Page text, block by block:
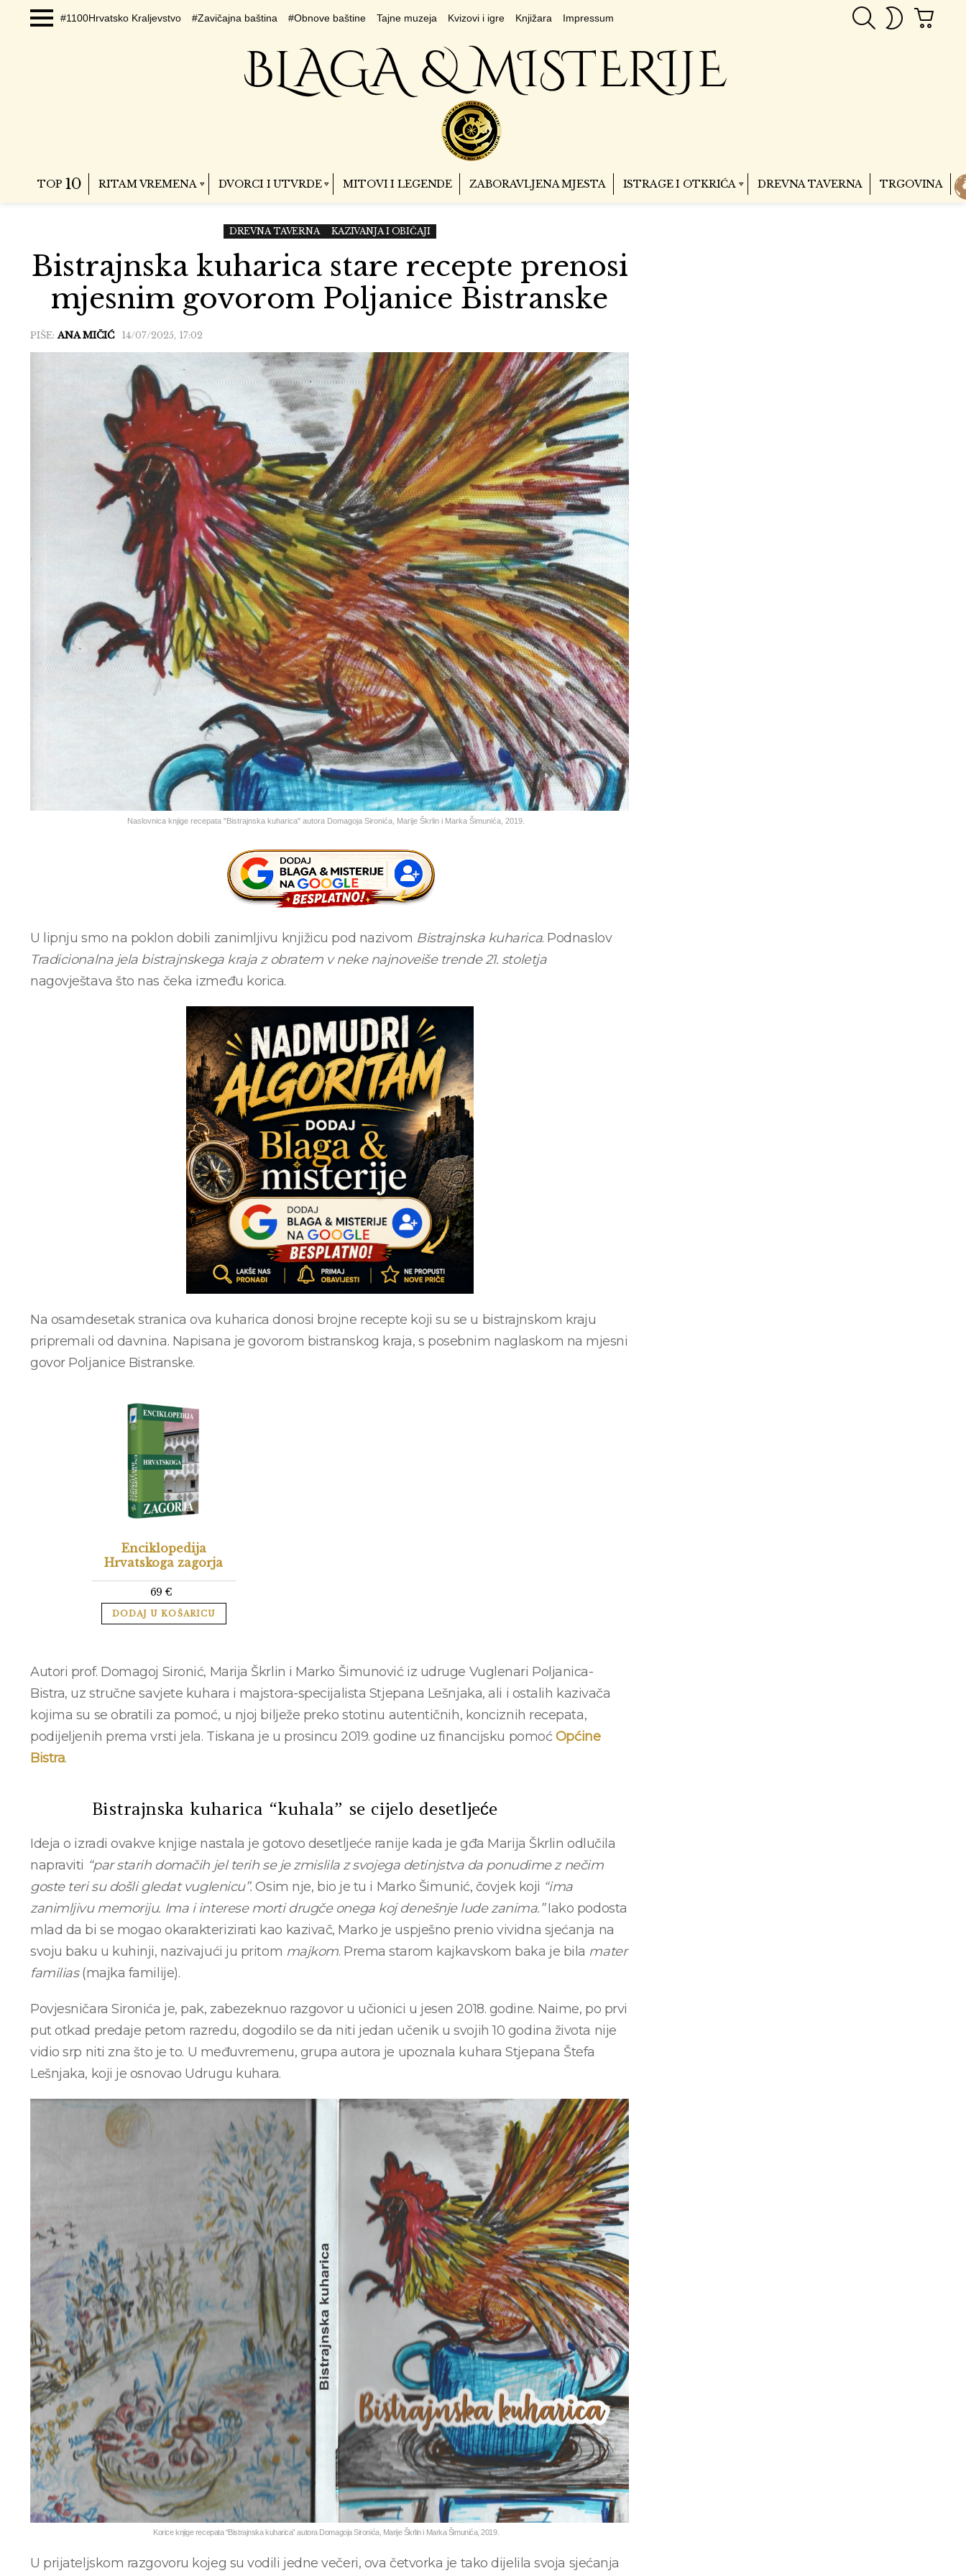
#1100Hrvatsko Kraljevstvo #Zavičajna baština #Obnove baštine Tajne muzeja Kvizovi i igre Knjižara Impressum
PRETRAGASWITCH
SKIN
TOP 10 RITAM VREMENA DVORCI I UTVRDE MITOVI I LEGENDE ZABORAVLJENA MJESTA ISTRAGE I OTKRIĆA DREVNA TAVERNA TRGOVINA
DREVNA TAVERNA KAZIVANJA I OBIČAJI
Bistrajnska kuharica stare recepte prenosi
mjesnim govorom Poljanice Bistranske
PIŠE:ANA MIČIĆ 14/07/2025, 17:02
Naslovnica knjige recepata "Bistrajnska kuharica" autora Domagoja Sironića, Marije Škrlin i Marka Šimunića, 2019.
U lipnju smo na poklon dobili zanimljivu knjižicu pod nazivom Bistrajnska kuharica. Podnaslov
Tradicionalna jela bistrajnskega kraja z obratem v neke najnoveiše trende 21. stoletja
nagovještava što nas čeka između korica.
Na osamdesetak stranica ova kuharica donosi brojne recepte koji su se u bistrajnskom kraju
pripremali od davnina. Napisana je govorom bistranskog kraja, s posebnim naglaskom na mjesni
govor Poljanice Bistranske.
Enciklopedija
Hrvatskoga zagorja
69 €
DODAJ U KOŠARICU
Autori prof. Domagoj Sironić, Marija Škrlin i Marko Šimunović iz udruge Vuglenari Poljanica-
Bistra, uz stručne savjete kuhara i majstora-specijalista Stjepana Lešnjaka, ali i ostalih kazivača
kojima su se obratili za pomoć, u njoj bilježe preko stotinu autentičnih, konciznih recepata,
podijeljenih prema vrsti jela. Tiskana je u prosincu 2019. godine uz financijsku pomoćOpćine
Bistra.
Bistrajnska kuharica “kuhala” se cijelo desetljeće
Ideja o izradi ovakve knjige nastala je gotovo desetljeće ranije kada je gđa Marija Škrlin odlučila
napraviti “par starih domačih jel terih se je zmislila z svojega detinjstva da ponudime z nečim
goste teri su došli gledat vuglenicu”. Osim nje, bio je tu i Marko Šimunić, čovjek koji “ima
zanimljivu memoriju. Ima i interese morti drugče onega koj denešnje lude zanima.”Iako podosta
mlad da bi se mogao okarakterizirati kao kazivač, Marko je uspješno prenio vividna sjećanja na
svoju baku u kuhinji, nazivajući ju pritom majkom. Prema starom kajkavskom baka je bila mater
familias(majka familije).
Povjesničara Sironića je, pak, zabezeknuo razgovor u učionici u jesen 2018. godine. Naime, po prvi
put otkad predaje petom razredu, dogodilo se da niti jedan učenik u svojih 10 godina života nije
vidio srp niti zna što je to. U međuvremenu, grupa autora je upoznala kuhara Stjepana Štefa
Lešnjaka, koji je osnovao Udrugu kuhara.
Korice knjige recepata “Bistrajnska kuharica” autora Domagoja Sironića, Marije Škrlin i Marka Šimunića, 2019.
U prijateljskom razgovoru kojeg su vodili jedne večeri, ova četvorka je tako dijelila svoja sjećanja